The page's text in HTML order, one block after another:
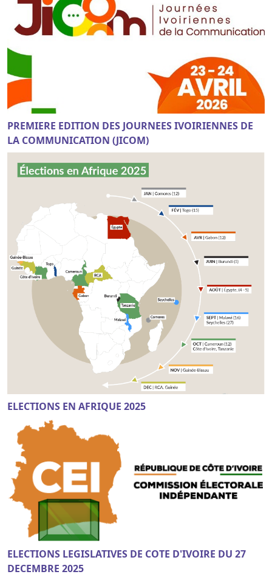
PREMIERE EDITION DES JOURNEES IVOIRIENNES DE
LA COMMUNICATION (JICOM)
ELECTIONS EN AFRIQUE 2025
ELECTIONS LEGISLATIVES DE COTE D'IVOIRE DU 27
DECEMBRE 2025